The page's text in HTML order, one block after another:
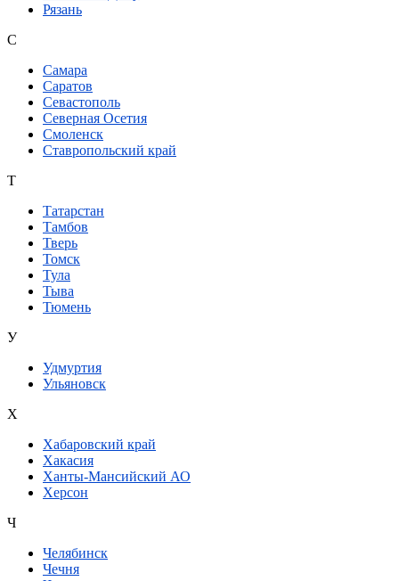
Рязань
С
Самара
Саратов
Севастополь
Северная Осетия
Смоленск
Ставропольский край
Т
Татарстан
Тамбов
Тверь
Томск
Тула
Тыва
Тюмень
У
Удмуртия
Ульяновск
Х
Хабаровский край
Хакасия
Ханты-Мансийский АО
Херсон
Ч
Челябинск
Чечня